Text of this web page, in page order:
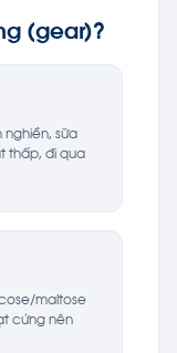
(gear)?
nghiền, sữa
thấp, đi qua
maltose
cứng nên